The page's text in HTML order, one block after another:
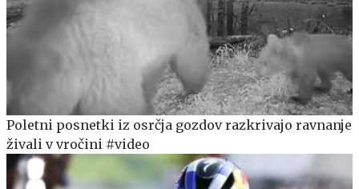
Poletni posnetki iz osrčja gozdov razkrivajo ravnanje
živali v vročini #video